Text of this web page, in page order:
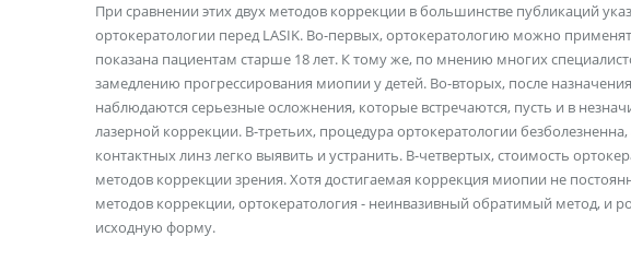
При сравнении этих двух методов коррекции в большинстве публикаций
ортокератологии перед LASIK. Во-первых, ортокератологию можно
показана пациентам старше 18 лет. К тому же, по мнению многих
замедлению прогрессирования миопии у детей. Во-вторых, после
наблюдаются серьезные осложнения, которые встречаются, пусть и в
лазерной коррекции. В-третьих, процедура ортокератологии
контактных линз легко выявить и устранить. В-четвертых, стоимость
методов коррекции зрения. Хотя достигаемая коррекция миопии не
методов коррекции, ортокератология - неинвазивный обратимый метод, и
исходную форму.